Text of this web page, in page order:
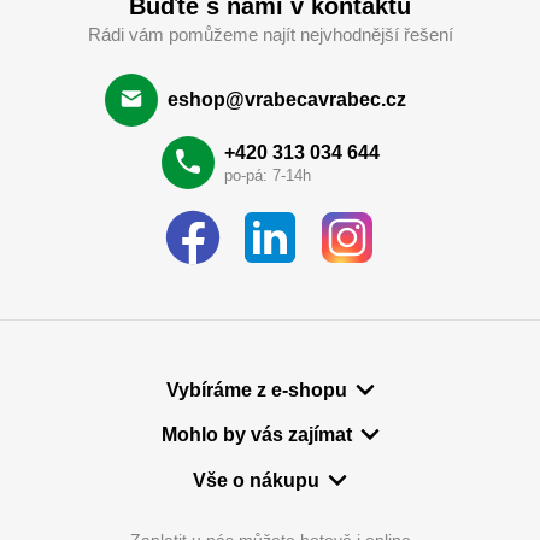
Buďte s námi v kontaktu
Rádi vám pomůžeme najít nejvhodnější řešení
eshop@vrabecavrabec.cz
+420 313 034 644
po-pá: 7-14h
Vybíráme z e-shopu
Mohlo by vás zajímat
Vše o nákupu